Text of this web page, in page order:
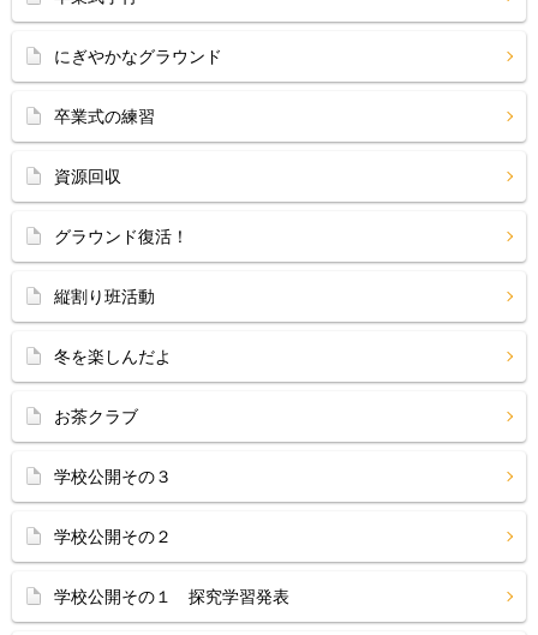
にぎやかなグラウンド
卒業式の練習
資源回収
グラウンド復活！
縦割り班活動
冬を楽しんだよ
お茶クラブ
学校公開その３
学校公開その２
学校公開その１ 探究学習発表